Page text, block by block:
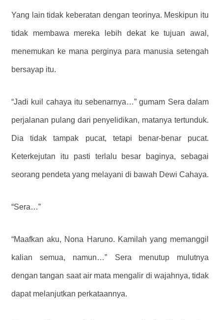
Yang lain tidak keberatan dengan teorinya. Meskipun itu
tidak membawa mereka lebih dekat ke tujuan awal,
menemukan ke mana perginya para manusia setengah
bersayap itu.
“Jadi kuil cahaya itu sebenarnya…” gumam Sera dalam
perjalanan pulang dari penyelidikan, matanya tertunduk.
Dia tidak tampak pucat, tetapi benar-benar pucat.
Keterkejutan itu pasti terlalu besar baginya, sebagai
seorang pendeta yang melayani di bawah Dewi Cahaya.
“Sera…”
“Maafkan aku, Nona Haruno. Kamilah yang memanggil
kalian semua, namun…” Sera menutup mulutnya
dengan tangan saat air mata mengalir di wajahnya, tidak
dapat melanjutkan perkataannya.